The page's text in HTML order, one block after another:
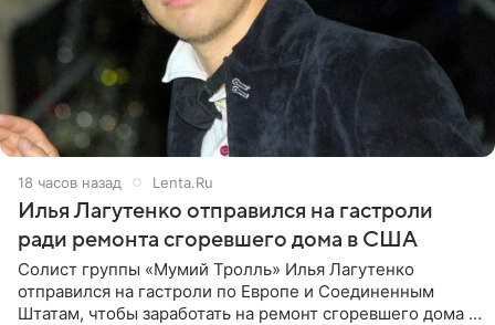
18 часов назад Lenta.Ru
Илья Лагутенко отправился на гастроли
ради ремонта сгоревшего дома в США
Солист группы «Мумий Тролль» Илья Лагутенко
отправился на гастроли по Европе и Соединенным
Штатам, чтобы заработать на ремонт сгоревшего дома в